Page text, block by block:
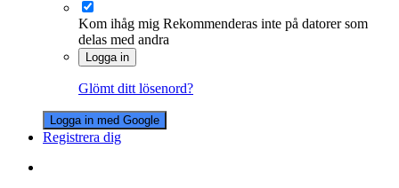
Kom ihåg mig Rekommenderas inte på datorer som
delas med andra
Logga in
Glömt ditt lösenord?
Logga in med Google
Registrera dig